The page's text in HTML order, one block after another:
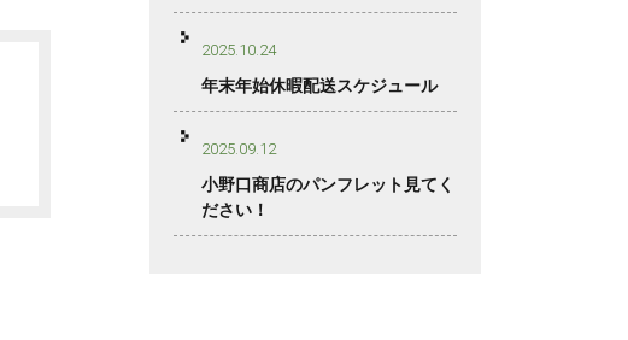
2025.10.24
年末年始休暇配送スケジュール
2025.09.12
小野口商店のパンフレット見てく
ださい！